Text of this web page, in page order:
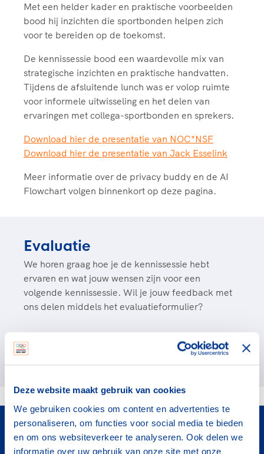
Deze website maakt gebruik van cookies
We gebruiken cookies om content en advertenties te
personaliseren, om functies voor social media te bieden
en om ons websiteverkeer te analyseren. Ook delen we
informatie over uw gebruik van onze site met onze
Met een helder kader en praktische voorbeelden
bood hij inzichten die sportbonden helpen zich
voor te bereiden op de toekomst.
De kennissessie bood een waardevolle mix van
strategische inzichten en praktische handvatten.
Tijdens de afsluitende lunch was er volop ruimte
voor informele uitwisseling en het delen van
ervaringen met collega-sportbonden en sprekers.
Download hier de presentatie van NOC*NSF
Download hier de presentatie van Jack Esselink
Meer informatie over de privacy buddy en de AI
Flowchart volgen binnenkort op deze pagina.
Evaluatie
We horen graag hoe je de kennissessie hebt
ervaren en wat jouw wensen zijn voor een
volgende kennissessie. Wil je jouw feedback met
ons delen middels het evaluatieformulier?
Meer informatie
Graag zien we jou of één van jouw collega’s bij deze
kennissessie. Neem gerust contact op wanneer er nog